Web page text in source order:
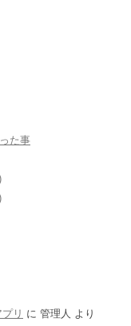
た事
リ に 管理人 より